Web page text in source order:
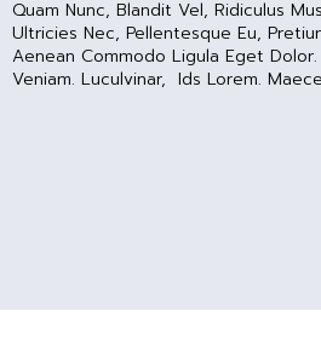
Quam Nunc, Blandit Vel, Ridiculus
Ultricies Nec, Pellentesque Eu,
Aenean Commodo Ligula Eget
Veniam. Luculvinar, Ids Lorem.